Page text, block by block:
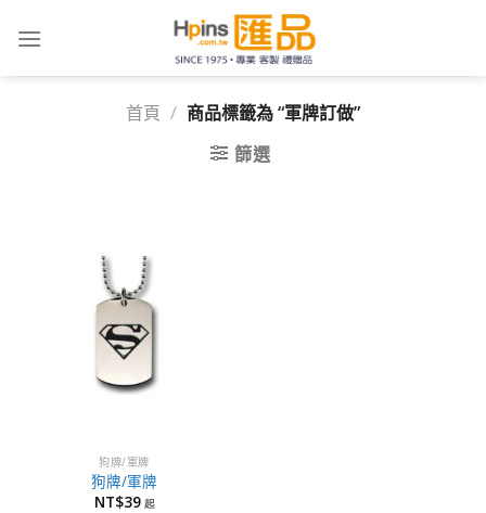
首頁 / 商品標籤為 “軍牌訂做”
篩選
狗牌/軍牌
狗牌/軍牌
NT$39